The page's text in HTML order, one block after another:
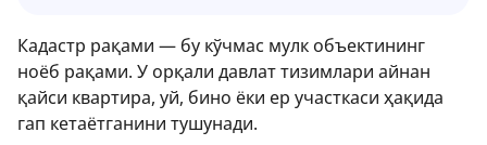
Кадастр рақами — бу кўчмас мулк объектининг
ноёб рақами. У орқали давлат тизимлари айнан
қайси квартира, уй, бино ёки ер участкаси ҳақида
гап кетаётганини тушунади.